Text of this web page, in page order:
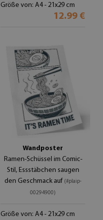
Größe von: A4 - 21x29 cm
12.99 €
Wandposter
Ramen-Schüssel im Comic-
Stil, Essstäbchen saugen
den Geschmack auf (#plaip-
00294900)
Größe von: A4 - 21x29 cm